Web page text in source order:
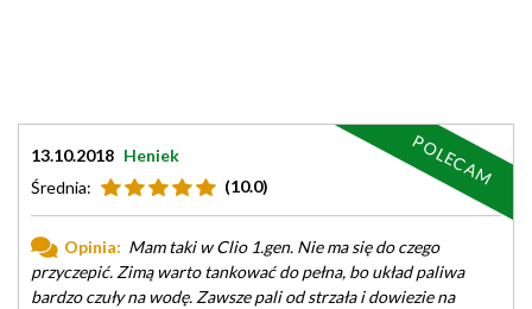
13.10.2018 Heniek
Średnia:
(10.0)
Opinia: Mam taki w Clio 1.gen. Nie ma się do czego
przyczepić. Zimą warto tankować do pełna, bo układ paliwa
bardzo czuły na wodę. Zawsze pali od strzała i dowiezie na
POLECAM